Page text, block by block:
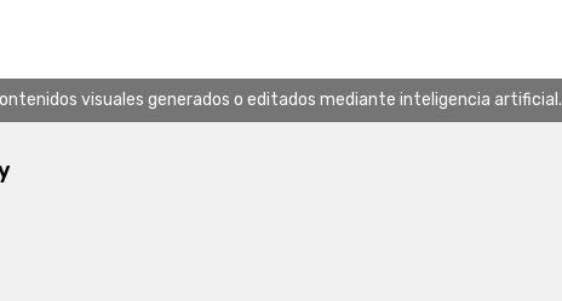
visuales generados o editados mediante inteligencia artificial.